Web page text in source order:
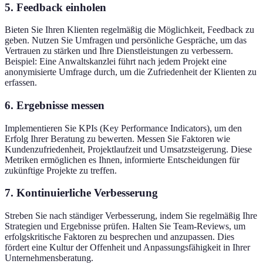
5. Feedback einholen
Bieten Sie Ihren Klienten regelmäßig die Möglichkeit, Feedback zu
geben. Nutzen Sie Umfragen und persönliche Gespräche, um das
Vertrauen zu stärken und Ihre Dienstleistungen zu verbessern.
Beispiel: Eine Anwaltskanzlei führt nach jedem Projekt eine
anonymisierte Umfrage durch, um die Zufriedenheit der Klienten zu
erfassen.
6. Ergebnisse messen
Implementieren Sie KPIs (Key Performance Indicators), um den
Erfolg Ihrer Beratung zu bewerten. Messen Sie Faktoren wie
Kundenzufriedenheit, Projektlaufzeit und Umsatzsteigerung. Diese
Metriken ermöglichen es Ihnen, informierte Entscheidungen für
zukünftige Projekte zu treffen.
7. Kontinuierliche Verbesserung
Streben Sie nach ständiger Verbesserung, indem Sie regelmäßig Ihre
Strategien und Ergebnisse prüfen. Halten Sie Team-Reviews, um
erfolgskritische Faktoren zu besprechen und anzupassen. Dies
fördert eine Kultur der Offenheit und Anpassungsfähigkeit in Ihrer
Unternehmensberatung.